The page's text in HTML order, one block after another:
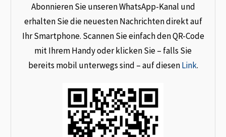
Abonnieren Sie unseren WhatsApp-Kanal und
erhalten Sie die neuesten Nachrichten direkt auf
Ihr Smartphone. Scannen Sie einfach den QR-Code
mit Ihrem Handy oder klicken Sie – falls Sie
bereits mobil unterwegs sind – auf diesenLink.